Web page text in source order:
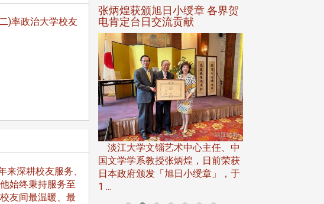
)率政治大学校友
深耕校友服务、
始终秉持服务至
友间最温暖、最
为校长 新聘范巽绿
期届满。董事会于6月
5时 ...
张炳煌获颁旭日小绶章 各界贺
电肯定台日交流贡献
淡江大学文锱艺术中心主任、中
国文学学系教授张炳煌，日前荣获
日本政府颁发「旭日小绶章」，于
1 ...